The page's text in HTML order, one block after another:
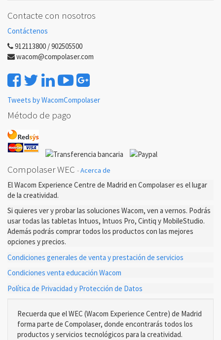
Contacte con nosotros
Contáctenos
912113800 / 902505500
wacom@compolaser.com
Tweets by WacomCompolaser
Método de pago
Compolaser WEC -Acerca de
El Wacom Experience Centre de Madrid en Compolaser es el lugar
de la creatividad.
Si quieres ver y probar las soluciones Wacom, ven a vernos. Podrás
usar todas las tabletas Intuos, Intuos Pro, Cintiq y MobileStudio.
Además podrás comprar todos los productos con las mejores
opciones y precios.
Condiciones generales de venta y prestación de servicios
Condiciones venta educación Wacom
Política de Privacidad y Protección de Datos
Recuerda que el WEC (Wacom Experience Centre) de Madrid
forma parte de Compolaser, donde encontrarás todos los
productos y servicios tecnológicos para la creatividad.